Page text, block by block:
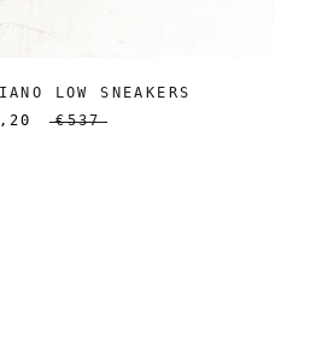
LOW SNEAKERS
€537